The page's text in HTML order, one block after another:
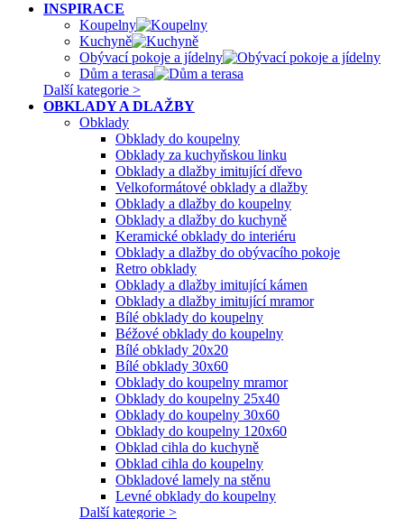
INSPIRACE
Koupelny
Kuchyně
Obývací pokoje a jídelny
Dům a terasa
Další kategorie >
OBKLADY A DLAŽBY
Obklady
Obklady do koupelny
Obklady za kuchyňskou linku
Obklady a dlažby imitující dřevo
Velkoformátové obklady a dlažby
Obklady a dlažby do koupelny
Obklady a dlažby do kuchyně
Keramické obklady do interiéru
Obklady a dlažby do obývacího pokoje
Retro obklady
Obklady a dlažby imitující kámen
Obklady a dlažby imitující mramor
Bílé obklady do koupelny
Béžové obklady do koupelny
Bílé obklady 20x20
Bílé obklady 30x60
Obklady do koupelny mramor
Obklady do koupelny 25x40
Obklady do koupelny 30x60
Obklady do koupelny 120x60
Obklad cihla do kuchyně
Obklad cihla do koupelny
Obkladové lamely na stěnu
Levné obklady do koupelny
Další kategorie >